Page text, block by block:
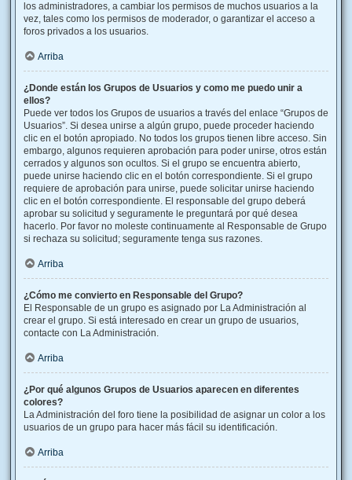
los administradores, a cambiar los permisos de muchos usuarios a la
vez, tales como los permisos de moderador, o garantizar el acceso a
foros privados a los usuarios.
Arriba
¿Donde están los Grupos de Usuarios y como me puedo unir a
ellos?
Puede ver todos los Grupos de usuarios a través del enlace “Grupos de
Usuarios”. Si desea unirse a algún grupo, puede proceder haciendo
clic en el botón apropiado. No todos los grupos tienen libre acceso. Sin
embargo, algunos requieren aprobación para poder unirse, otros están
cerrados y algunos son ocultos. Si el grupo se encuentra abierto,
puede unirse haciendo clic en el botón correspondiente. Si el grupo
requiere de aprobación para unirse, puede solicitar unirse haciendo
clic en el botón correspondiente. El responsable del grupo deberá
aprobar su solicitud y seguramente le preguntará por qué desea
hacerlo. Por favor no moleste continuamente al Responsable de Grupo
si rechaza su solicitud; seguramente tenga sus razones.
Arriba
¿Cómo me convierto en Responsable del Grupo?
El Responsable de un grupo es asignado por La Administración al
crear el grupo. Si está interesado en crear un grupo de usuarios,
contacte con La Administración.
Arriba
¿Por qué algunos Grupos de Usuarios aparecen en diferentes
colores?
La Administración del foro tiene la posibilidad de asignar un color a los
usuarios de un grupo para hacer más fácil su identificación.
Arriba